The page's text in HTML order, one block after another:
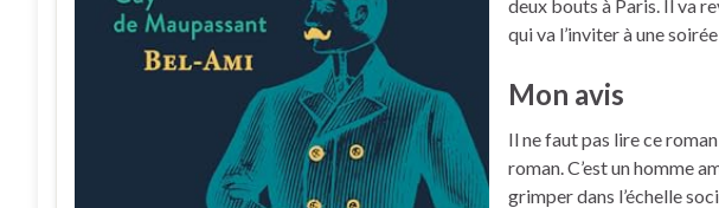
deux bouts à Paris. Il va
qui va l’inviter à une
Mon avis
Il ne faut pas lire ce
roman. C’est un homme
grimper dans l’échelle